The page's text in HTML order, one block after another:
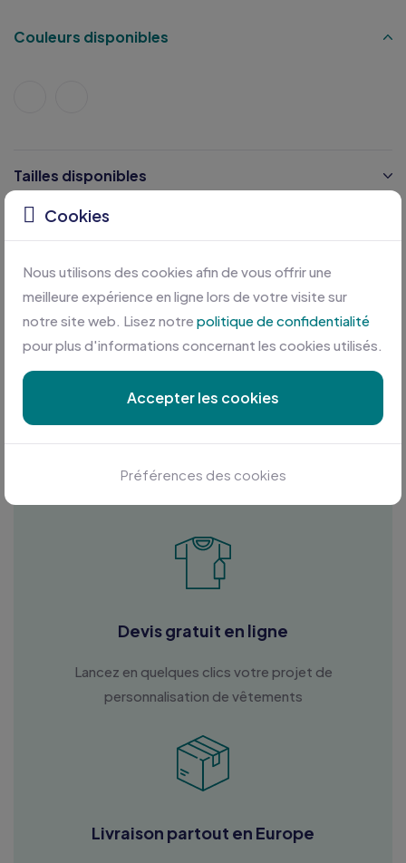
Couleurs disponibles
Tailles disponibles
Caractéristiques
Personnalisation sur mesure
Profitez des meilleures conditions en plus d'une équipe
Devis gratuit en ligne
Lancez en quelques clics votre projet de
personnalisation de vêtements
Livraison partout en Europe
Cookies
Nous utilisons des cookies afin de vous offrir une
meilleure expérience en ligne lors de votre visite sur
notre site web. Lisez notre politique de confidentialité
pour plus d'informations concernant les cookies utilisés.
Accepter les cookies
Préférences des cookies